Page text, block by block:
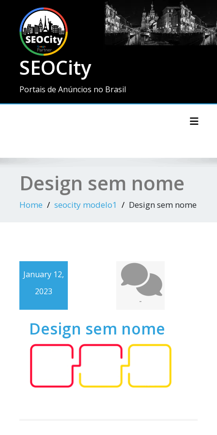
SEOCity
Portais de Anúncios no Brasil
Design sem nome
Home seocity modelo1 Design sem nome
January 12,
2023
-
Design sem nome